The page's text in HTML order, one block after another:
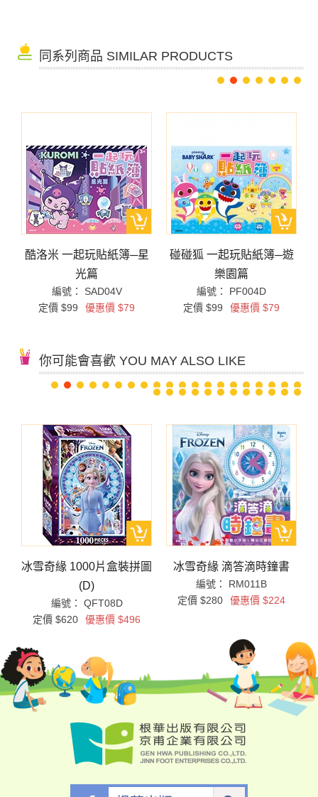
同系列商品 SIMILAR PRODUCTS
酷洛米 一起玩貼紙簿─星
光篇
編號： SAD04V
定價 $99
優惠價 $79
碰碰狐 一起玩貼紙簿─遊
樂園篇
編號： PF004D
定價 $99
優惠價 $79
你可能會喜歡 YOU MAY ALSO LIKE
冰雪奇緣 1000片盒裝拼圖
(D)
編號： QFT08D
定價 $620
優惠價 $496
冰雪奇緣 滴答滴時鐘書
編號： RM011B
定價 $280
優惠價 $224